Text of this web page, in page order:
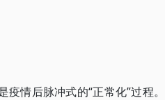
情后脉冲式的“正常化”过程。